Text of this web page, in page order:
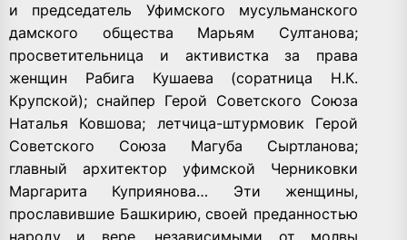
и председатель Уфимского мусульманского
дамского общества Марьям Султанова;
просветительница и активистка за права
женщин Рабига Кушаева (соратница Н.К.
Крупской); снайпер Герой Советского Союза
Наталья Ковшова; летчица-штурмовик Герой
Советского Союза Магуба Сыртланова;
главный архитектор уфимской Черниковки
Маргарита Куприянова… Эти женщины,
прославившие Башкирию, своей преданностью